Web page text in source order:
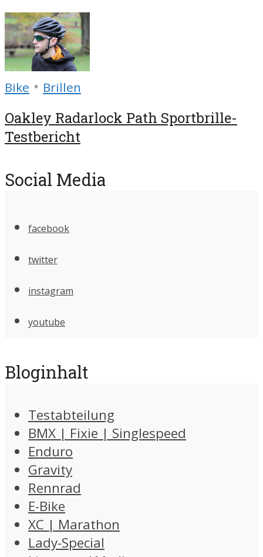
Bike • Brillen
Oakley Radarlock Path Sportbrille-
Testbericht
Social Media
facebook
twitter
instagram
youtube
Bloginhalt
Testabteilung
BMX | Fixie | Singlespeed
Enduro
Gravity
Rennrad
E-Bike
XC | Marathon
Lady-Special